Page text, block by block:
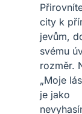
city k
jevům,
svému
rozměr.
„Moje
je jako